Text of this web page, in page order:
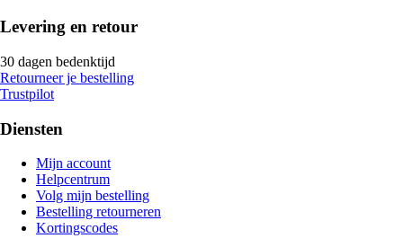
Levering en retour
30 dagen bedenktijd
Retourneer je bestelling
Trustpilot
Diensten
Mijn account
Helpcentrum
Volg mijn bestelling
Bestelling retourneren
Kortingscodes